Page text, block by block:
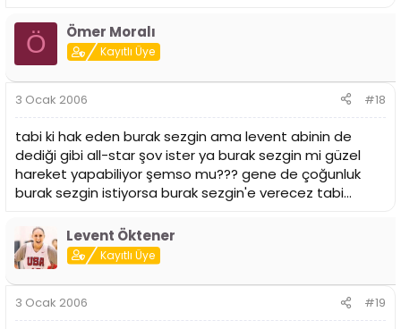
Ö Ömer Moralı
Kayıtlı Üye
3 Ocak 2006 #18
tabi ki hak eden burak sezgin ama levent abinin de
dediği gibi all-star şov ister ya burak sezgin mi güzel
hareket yapabiliyor şemso mu??? gene de çoğunluk
burak sezgin istiyorsa burak sezgin'e verecez tabi...
Levent Öktener
Kayıtlı Üye
3 Ocak 2006 #19